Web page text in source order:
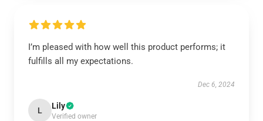
I’m pleased with how well this product performs; it
fulfills all my expectations.
Dec 6, 2024
L Lily
Verified owner